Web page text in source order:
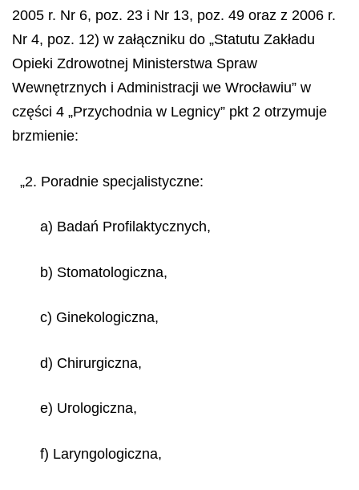
2005 r. Nr 6, poz. 23 i Nr 13, poz. 49 oraz z 2006 r.
Nr 4, poz. 12) w załączniku do „Statutu Zakładu
Opieki Zdrowotnej Ministerstwa Spraw
Wewnętrznych i Administracji we Wrocławiu” w
części 4 „Przychodnia w Legnicy” pkt 2 otrzymuje
brzmienie:
„2. Poradnie specjalistyczne:
a) Badań Profilaktycznych,
b) Stomatologiczna,
c) Ginekologiczna,
d) Chirurgiczna,
e) Urologiczna,
f) Laryngologiczna,